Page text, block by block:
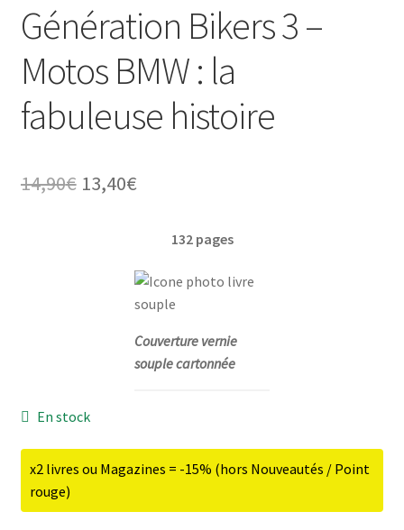
Génération Bikers 3 –
Motos BMW : la
fabuleuse histoire
14,90€ Le
14,90€.
13,40€Le
actuel
est :
13,40€.
132 pages
Couverture vernie
souple cartonnée
En stock
x2 livres ou Magazines = -15% (hors Nouveautés / Point
rouge)